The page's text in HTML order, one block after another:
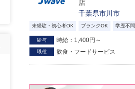
店
千葉県市川市
未経験・初心者OK ブランクOK 学歴不問
給与 時給：1,400円～
職種 飲食・フードサービス